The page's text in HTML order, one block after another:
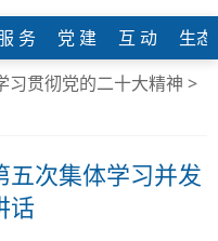
务 党 建 互 动
生
习贯彻党的二十大精神 >
五次集体学习并发
话